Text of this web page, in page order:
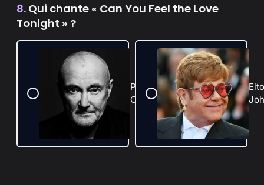
8. Qui chante « Can You Feel the Love
Tonight » ?
Phil
Collins